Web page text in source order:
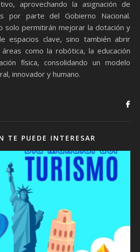
aprovechando la asignación de
por parte del Gobierno Nacional.
solo permitirán mejorar la dotación y
espacios clave, sino también abrir
como la robótica, la educación
física, consolidando un modelo
innovador y humano.
TE PUEDE INTERESAR